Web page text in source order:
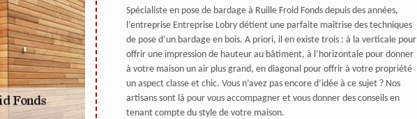
Spécialiste en pose de bardage à Ruille Froid Fonds depuis des années,
l’entreprise Entreprise Lobry détient une parfaite maîtrise des techniques
de pose d’un bardage en bois. A priori, il en existe trois : à la verticale pour
offrir une impression de hauteur au bâtiment, à l’horizontale pour donner
à votre maison un air plus grand, en diagonal pour offrir à votre propriété
un aspect classe et chic. Vous n’avez pas encore d’idée à ce sujet ? Nos
artisans sont là pour vous accompagner et vous donner des conseils en
tenant compte du style de votre maison.